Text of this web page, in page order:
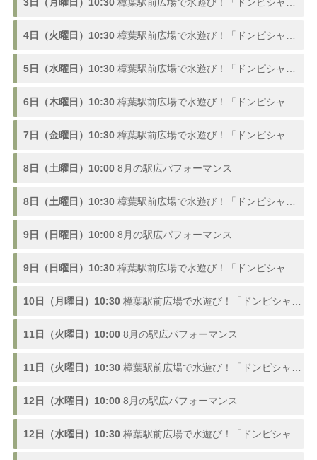
4日（火曜日）10:30 樟葉駅前広場で水遊び！「ドンピシャ！ふんすい広場」熱い夏を楽しむ噴水スポットが登場、参加型の水合戦も開催！8/1〜9/3
5日（水曜日）10:30 樟葉駅前広場で水遊び！「ドンピシャ！ふんすい広場」熱い夏を楽しむ噴水スポットが登場、参加型の水合戦も開催！8/1〜9/3
6日（木曜日）10:30 樟葉駅前広場で水遊び！「ドンピシャ！ふんすい広場」熱い夏を楽しむ噴水スポットが登場、参加型の水合戦も開催！8/1〜9/3
7日（金曜日）10:30 樟葉駅前広場で水遊び！「ドンピシャ！ふんすい広場」熱い夏を楽しむ噴水スポットが登場、参加型の水合戦も開催！8/1〜9/3
8日（土曜日）10:00 8月の駅広パフォーマンス
8日（土曜日）10:30 樟葉駅前広場で水遊び！「ドンピシャ！ふんすい広場」熱い夏を楽しむ噴水スポットが登場、参加型の水合戦も開催！8/1〜9/3
9日（日曜日）10:00 8月の駅広パフォーマンス
9日（日曜日）10:30 樟葉駅前広場で水遊び！「ドンピシャ！ふんすい広場」熱い夏を楽しむ噴水スポットが登場、参加型の水合戦も開催！8/1〜9/3
10日（月曜日）10:30 樟葉駅前広場で水遊び！「ドンピシャ！ふんすい広場」熱い夏を楽しむ噴水スポットが登場、参加型の水合戦も開催！8/1〜9/3
11日（火曜日）10:00 8月の駅広パフォーマンス
11日（火曜日）10:30 樟葉駅前広場で水遊び！「ドンピシャ！ふんすい広場」熱い夏を楽しむ噴水スポットが登場、参加型の水合戦も開催！8/1〜9/3
12日（水曜日）10:00 8月の駅広パフォーマンス
12日（水曜日）10:30 樟葉駅前広場で水遊び！「ドンピシャ！ふんすい広場」熱い夏を楽しむ噴水スポットが登場、参加型の水合戦も開催！8/1〜9/3